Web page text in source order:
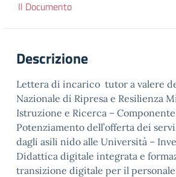
Il Documento
Descrizione
Lettera di incarico tutor a valere
Nazionale di Ripresa e Resilienza
Istruzione e Ricerca – Componente
Potenziamento dell’offerta dei
dagli asili nido alle Università –
Didattica digitale integrata e
transizione digitale per il